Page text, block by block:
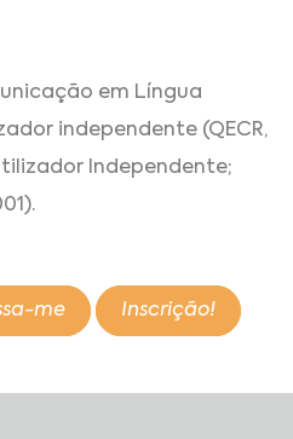
em Língua
independente (QECR,
Independente;
me Inscrição!